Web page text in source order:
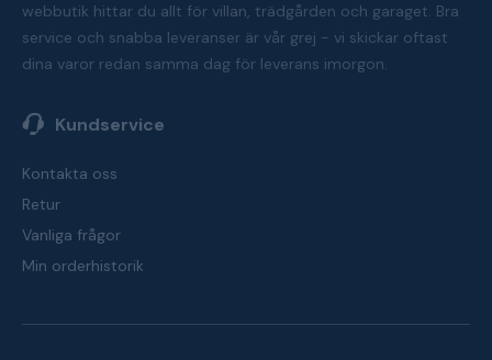
webbutik hittar du allt för villan, trädgården och garaget. Bra
service och snabba leveranser är vår grej - vi skickar oftast
dina varor redan samma dag för leverans imorgon.
Kundservice
Kontakta oss
Retur
Vanliga frågor
Min orderhistorik